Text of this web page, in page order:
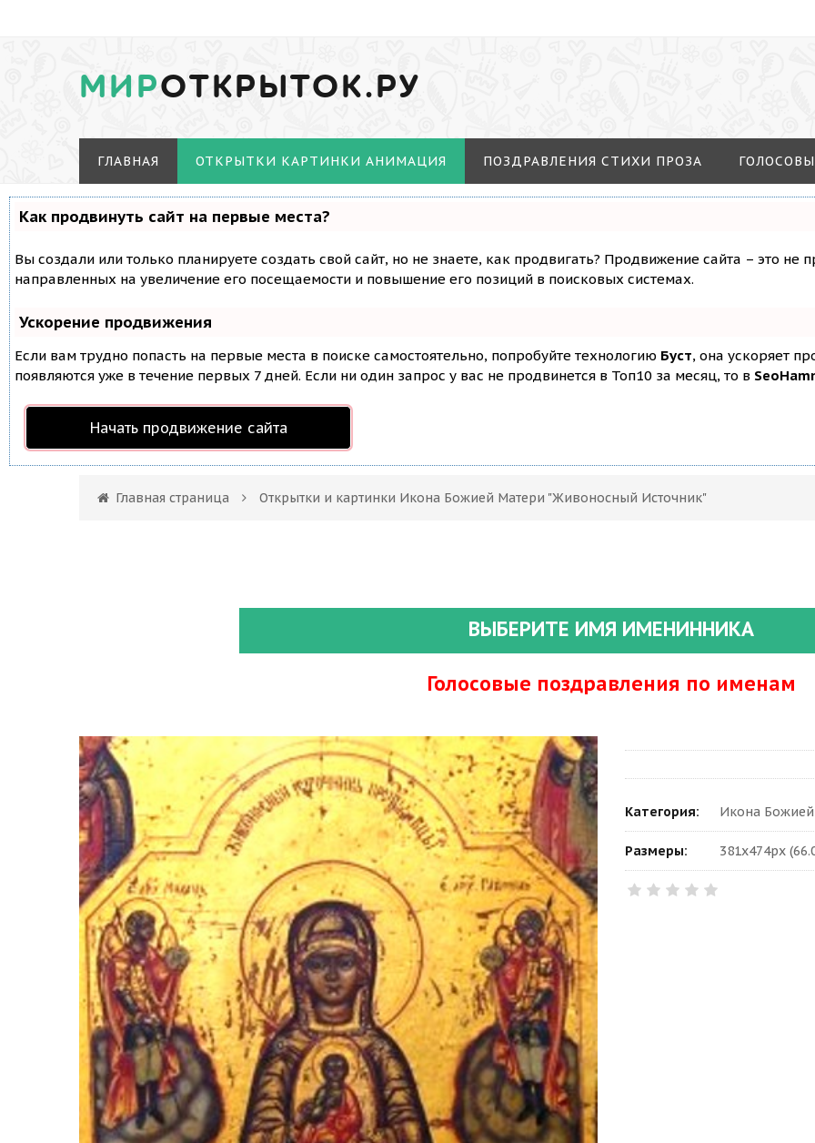
МИРОТКРЫТОК.РУ
ГЛАВНАЯ ОТКРЫТКИ КАРТИНКИ АНИМАЦИЯ ПОЗДРАВЛЕНИЯ СТИХИ ПРОЗА
Как продвинуть сайт на первые места?
Вы создали или только планируете создать свой сайт, но не знаете, как продвигать? Продвижение сайта – это
направленных на увеличение его посещаемости и повышение его позиций в поисковых системах.
Ускорение продвижения
Если вам трудно попасть на первые места в поиске самостоятельно, попробуйте технологию Буст, она ускоряет
появляются уже в течение первых 7 дней. Если ни один запрос у вас не продвинется в Топ10 за месяц, то в
Начать продвижение сайта
Главная страница Открытки и картинки Икона Божией Матери "Живоносный Источник"
ВЫБЕРИТЕ ИМЯ ИМЕНИННИКА
Голосовые поздравления по именам
Категория: Икона
Размеры: 381x474px